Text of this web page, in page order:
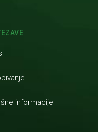
informacije